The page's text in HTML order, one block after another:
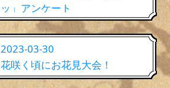
ッ」アンケート
2023-03-30
花咲く頃にお花見大会！